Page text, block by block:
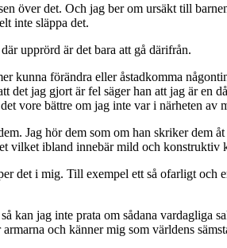
över det. Och jag ber om ursäkt till
inte släppa det.
upprörd är det bara att gå därifrån.
kunna förändra eller åstadkomma
det jag gjort är fel säger han att jag är
vore bättre om jag inte var i närheten av
Jag hör dem som om han skriker dem
vilket ibland innebär mild och
det i mig. Till exempel ett så ofarligt
kan jag inte prata om sådana vardagliga
och känner mig som världens